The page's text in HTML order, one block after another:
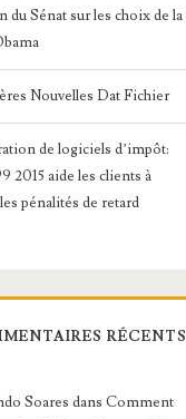
du Sénat sur les choix de la
Nouvelles Dat Fichier
de logiciels d’impôt:
2015 aide les clients à
pénalités de retard
RÉCENTS
Soares dansComment